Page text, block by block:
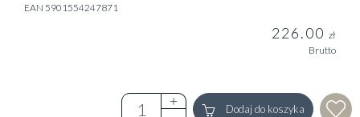
EAN 5901554247871
226.00 zł
Brutto
Dodaj do koszyka